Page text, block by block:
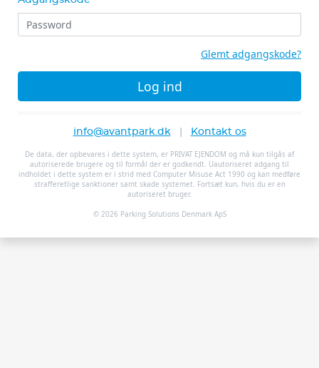
Glemt adgangskode?
Log ind
info@avantpark.dk| Kontakt os
De data, der opbevares i dette system, er PRIVAT EJENDOM og må kun tilgås af
autoriserede brugere og til formål der er godkendt. Uautoriseret adgang til
indholdet i dette system er i strid med Computer Misuse Act 1990 og kan medføre
strafferetlige sanktioner samt skade systemet. Fortsæt kun, hvis du er en
autoriseret bruger.
© 2026 Parking Solutions Denmark ApS